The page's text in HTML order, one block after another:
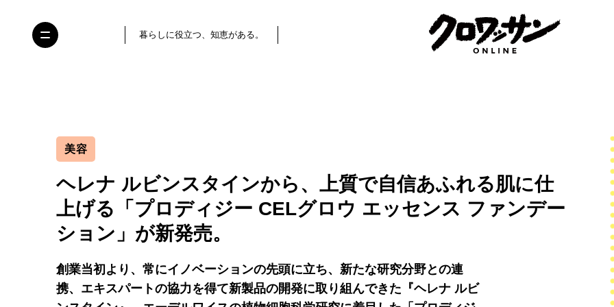
暮らしに役立つ、知恵がある。
美容
ヘレナ ルビンスタインから、上質で自信あふれる肌に仕
上げる「プロディジー CELグロウ エッセンス ファンデー
ション」が新発売。
創業当初より、常にイノベーションの先頭に立ち、新たな研究分野との連
携、エキスパートの協力を得て新製品の開発に取り組んできた『ヘレナ ルビ